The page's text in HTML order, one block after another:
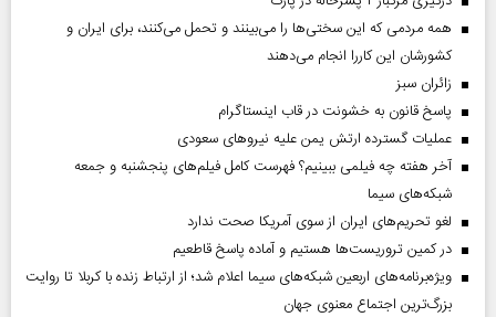
همه مردمی که این سختی‌ها را می‌بینند و تحمل می‌کنند، برای ایران و
کشورشان این کاررا انجام می‌دهند
‌زائران سبز
پاسخ قانون به خشونت در قاب اینستاگرام
عملیات گسترده ارتش یمن علیه نیروهای سعودی
آخر هفته چه فیلمی ببینیم؟ فهرست کامل فیلم‌های پنجشنبه و جمعه
شبکه‌های سیما
لغو تحریم‌های ایران از سوی آمریکا صحت ندارد
در کمین تروریست‌ها هستیم و آماده پاسخ قاطعیم
ویژه‌برنامه‌های اربعین شبکه‌های سیما اعلام شد؛ از ارتباط زنده با کربلا تا روایت
بزرگ‌ترین اجتماع معنوی جهان